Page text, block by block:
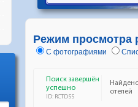
Режим просмотра
С фотографиями